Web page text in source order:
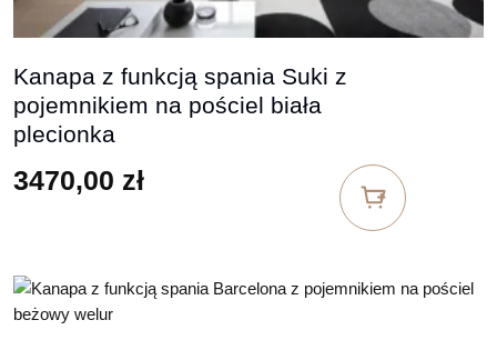
Kanapa z funkcją spania Suki z
pojemnikiem na pościel biała
plecionka
3470,00 zł